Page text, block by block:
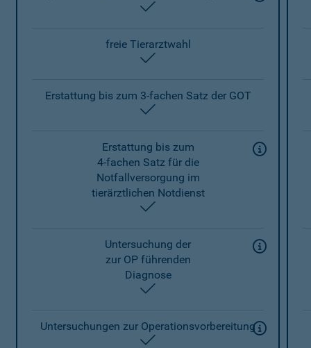
freie Tierarztwahl
Erstattung bis zum 3-fachen Satz der GOT
Erstattung bis zum
4-fachen Satz für die
Notfallversorgung im
tierärztlichen Notdienst
Untersuchung der
zur OP führenden
Diagnose
Untersuchungen zur Operationsvorbereitung